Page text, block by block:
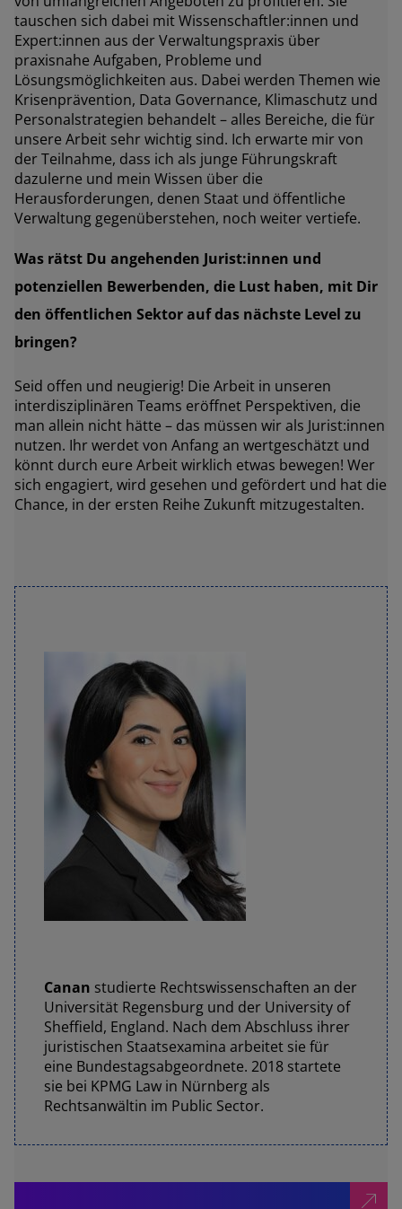
tauschen sich dabei mit Wissenschaftler:innen und
Expert:innen aus der Verwaltungspraxis über
praxisnahe Aufgaben, Probleme und
Lösungsmöglichkeiten aus. Dabei werden Themen wie
Krisenprävention, Data Governance, Klimaschutz und
Personalstrategien behandelt – alles Bereiche, die für
unsere Arbeit sehr wichtig sind. Ich erwarte mir von
der Teilnahme, dass ich als junge Führungskraft
dazulerne und mein Wissen über die
Herausforderungen, denen Staat und öffentliche
Verwaltung gegenüberstehen, noch weiter vertiefe.
Was rätst Du angehenden Jurist:innen und
potenziellen Bewerbenden, die Lust haben, mit Dir
den öffentlichen Sektor auf das nächste Level zu
bringen?
Seid offen und neugierig! Die Arbeit in unseren
interdisziplinären Teams eröffnet Perspektiven, die
man allein nicht hätte – das müssen wir als Jurist:innen
nutzen. Ihr werdet von Anfang an wertgeschätzt und
könnt durch eure Arbeit wirklich etwas bewegen! Wer
sich engagiert, wird gesehen und gefördert und hat die
Chance, in der ersten Reihe Zukunft mitzugestalten.
Canan studierte Rechtswissenschaften an der
Universität Regensburg und der University of
Sheffield, England. Nach dem Abschluss ihrer
juristischen Staatsexamina arbeitet sie für
eine Bundestagsabgeordnete. 2018 startete
sie bei KPMG Law in Nürnberg als
Rechtsanwältin im Public Sector.